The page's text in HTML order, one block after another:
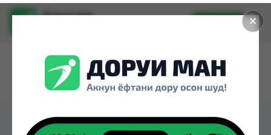
✕
Доруи ман
Установить